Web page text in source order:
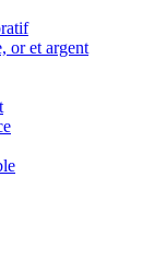
or et argent